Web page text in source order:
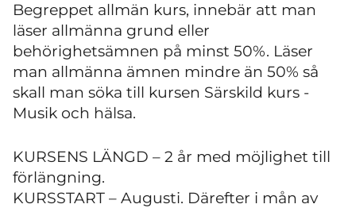
Begreppet allmän kurs, innebär att man
läser allmänna grund eller
behörighetsämnen på minst 50%. Läser
man allmänna ämnen mindre än 50% så
skall man söka till kursen Särskild kurs -
Musik och hälsa.
KURSENS LÄNGD – 2 år med möjlighet till
förlängning.
KURSSTART – Augusti. Därefter i mån av